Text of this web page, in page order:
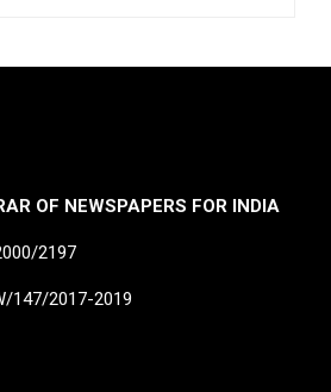
OF NEWSPAPERS FOR INDIA
2197
147/2017-2019